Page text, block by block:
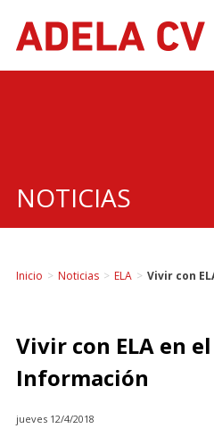
NOTICIAS
Inicio > Noticias > ELA > Vivir con
Vivir con ELA en
Información
jueves 12/4/2018